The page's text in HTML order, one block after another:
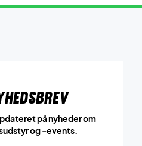
på nyheder om
og -events.